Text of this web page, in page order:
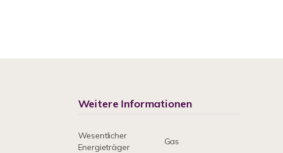
Weitere Informationen
Wesentlicher
Energieträger
Gas